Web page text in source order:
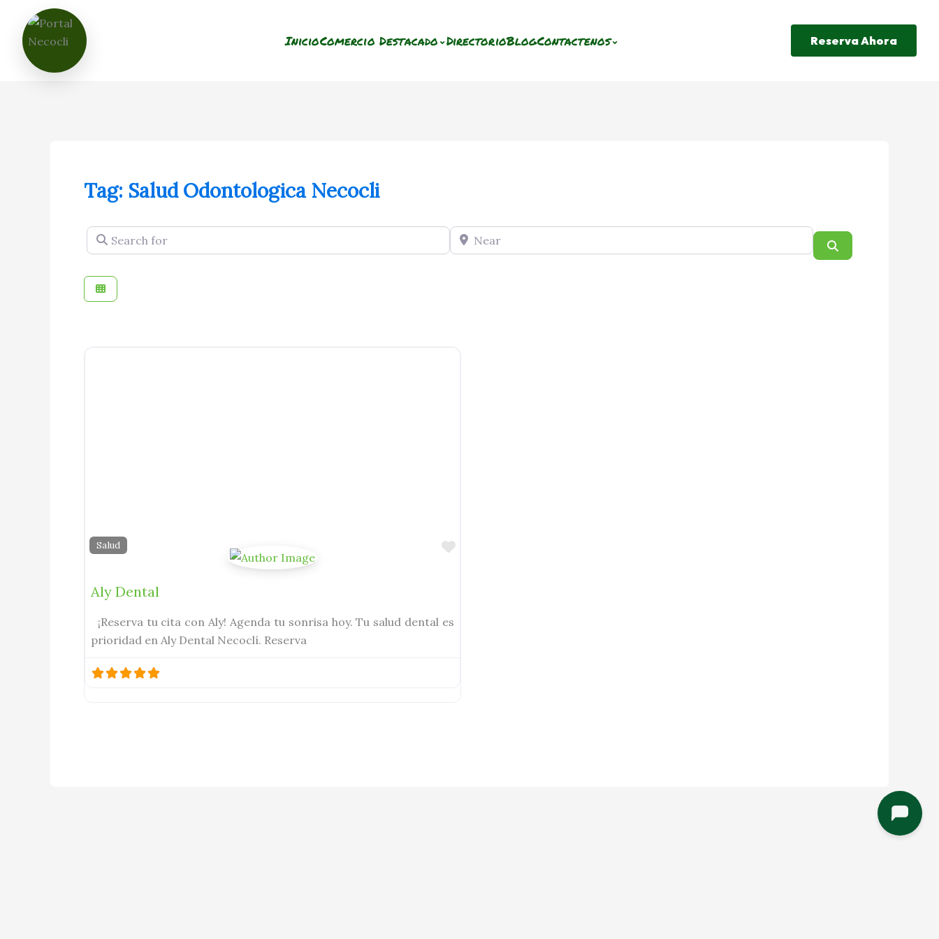
InicioComercio Destacado ⌄DirectorioBlogContactenos⌄ Reserva Ahora
contenido
Tag: Salud Odontologica Necocli
Search for
Near
Salud Favorite
Aly Dental
¡Reserva tu cita con Aly! Agenda tu sonrisa hoy. Tu salud dental es
prioridad en Aly Dental Necoclí. Reserva